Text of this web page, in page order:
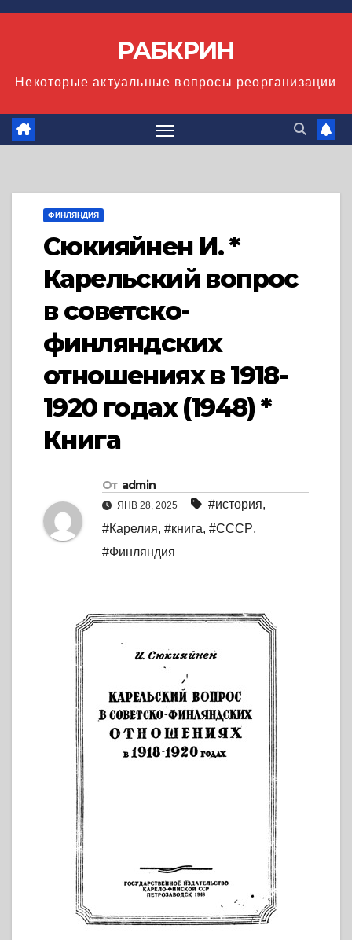
Перейти
РАБКРИН
Некоторые актуальные вопросы реорганизации
ФИНЛЯНДИЯ
Сюкияйнен И. *
Карельский вопрос
в советско-
финляндских
отношениях в 1918-
1920 годах (1948) *
Книга
От admin
ЯНВ 28, 2025 #история,
#Карелия, #книга, #СССР,
#Финляндия